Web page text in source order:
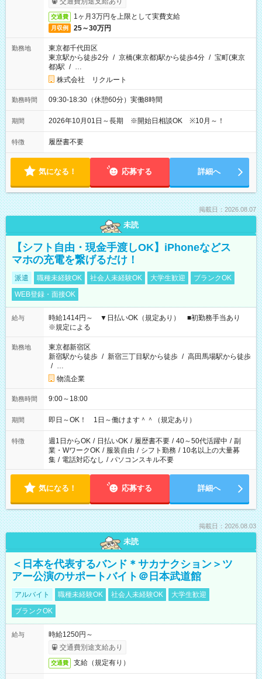
交通費 1ヶ月3万円を上限として実費支給
月収例 25～30万円
勤務地
東京都千代田区
東京駅から徒歩2分 / 京橋(東京都)駅から徒歩4分 / 宝町(東京
都)駅 / …
株式会社 リクルート
勤務時間 09:30-18:30（休憩60分）実働8時間
期間 2026年10月01日～長期 ※開始日相談OK ※10月～！
特徴 履歴書不要
気になる！ 応募する 詳細へ
掲載日：2026.08.07
未読
【シフト自由・現金手渡しOK】iPhoneなどス
マホの充電を繋げるだけ！
派遣 職種未経験OK 社会人未経験OK 大学生歓迎
ブランクOK
WEB登録・面接OK
給与
時給1414円～ ▼日払いOK（規定あり） ■初勤務手当あり
※規定による
勤務地
東京都新宿区
新宿駅から徒歩 / 新宿三丁目駅から徒歩 / 高田馬場駅から徒歩
/ …
物流企業
勤務時間 9:00～18:00
期間 即日～OK！ 1日～働けます＾＾（規定あり）
特徴 週1日からOK / 日払いOK / 履歴書不要 / 40～50代活躍中 / 副
業・WワークOK / 服装自由 / シフト勤務 / 10名以上の大量募
集 / 電話対応なし / パソコンスキル不要
気になる！ 応募する 詳細へ
掲載日：2026.08.03
未読
＜日本を代表するバンド＊サカナクション＞ツ
アー公演のサポートバイト＠日本武道館
アルバイト 職種未経験OK 社会人未経験OK
大学生歓迎
ブランクOK
給与
時給1250円～
交通費別途支給あり
交通費 支給（規定有り）